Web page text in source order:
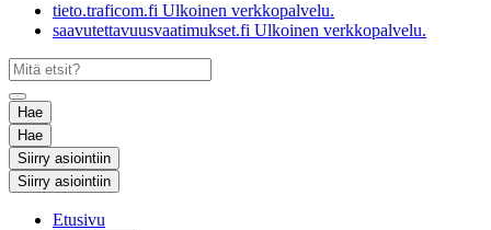
tieto.traficom.fi Ulkoinen verkkopalvelu.
saavutettavuusvaatimukset.fi Ulkoinen verkkopalvelu.
Hae
Hae
Siirry asiointiin
Siirry asiointiin
Etusivu